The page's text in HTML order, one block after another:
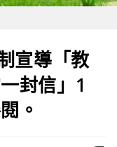
宣導「教
封信」1
。